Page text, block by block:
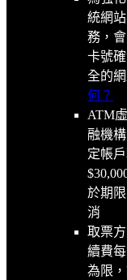
統網
務，
卡號
全的
何？
ATM
融機
定帳
於期
消
取票
續費
為限